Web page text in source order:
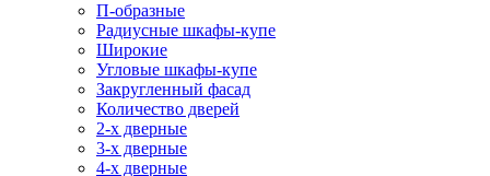
П-образные
Радиусные шкафы-купе
Широкие
Угловые шкафы-купе
Закругленный фасад
Количество дверей
2-х дверные
3-х дверные
4-х дверные